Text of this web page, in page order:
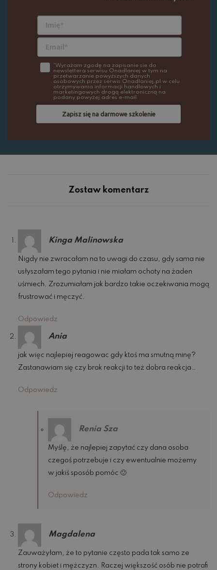
*Wyrażam zgodę na zapisanie sie do
newslettera serwisu Onadlaniej w tym na
przetwarzanie powyższych danych
osobowych przez serwis Onadlaniej.pl w celu
otrzymywania informacji handlowych i
marketingowych drogą elektroniczną na
podany powyżej adres e-mail
Zapisz się na darmowe szkolenie
Zostaw komentarz
Kinga Malinowska
Nigdy nie zwracałam na to uwagi do czasu, gdy sama nie
usłyszałam tego pytania i nie miałam ochoty na żaden
uśmiech. Zrozumiałam jak bardzo takie oczekiwania mogą
frustrować i męczyć.
Odpowiedz
Ania
jak więc najlepiej reagowac gdy ktoś ma smutną minę?
Zastanawiam się czy brak reakcji to też dobra reakcja…
Odpowiedz
Renia Sza
Myślę, że najlepiej zapytać czy dana osoba
czegoś potrzebuje i czy ewentualnie możemy
w jakiś sposób pomóc 🙂
Odpowiedz
Magdalena
Zauważyłam, że to pytanie często pada tak samo ze
strony kobiet i mężczyzn. Raczej większość osób nie potrafi